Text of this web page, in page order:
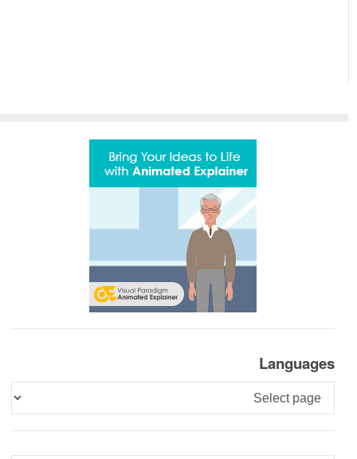
Languages
Languages